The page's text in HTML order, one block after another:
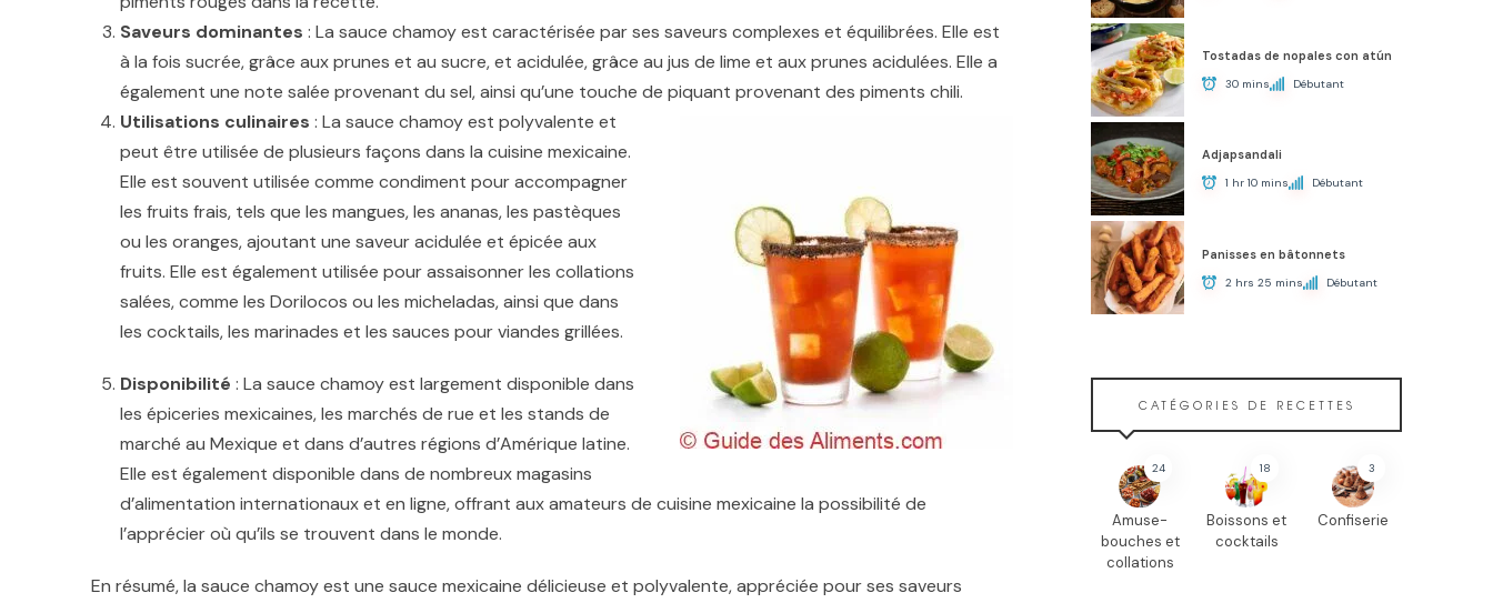
Saveurs dominantes : La sauce chamoy est caractérisée par ses saveurs complexes et équilibrées. Elle est
à la fois sucrée, grâce aux prunes et au sucre, et acidulée, grâce au jus de lime et aux prunes acidulées. Elle a
également une note salée provenant du sel, ainsi qu’une touche de piquant provenant des piments chili.
Utilisations culinaires : La sauce chamoy est polyvalente et
peut être utilisée de plusieurs façons dans la cuisine mexicaine.
Elle est souvent utilisée comme condiment pour accompagner
les fruits frais, tels que les mangues, les ananas, les pastèques
ou les oranges, ajoutant une saveur acidulée et épicée aux
fruits. Elle est également utilisée pour assaisonner les collations
salées, comme les Dorilocos ou les micheladas, ainsi que dans
les cocktails, les marinades et les sauces pour viandes grillées.
Disponibilité : La sauce chamoy est largement disponible dans
les épiceries mexicaines, les marchés de rue et les stands de
marché au Mexique et dans d’autres régions d’Amérique latine.
Elle est également disponible dans de nombreux magasins
d’alimentation internationaux et en ligne, offrant aux amateurs de cuisine mexicaine la possibilité de
l’apprécier où qu’ils se trouvent dans le monde.
En résumé, la sauce chamoy est une sauce mexicaine délicieuse et polyvalente, appréciée pour ses saveurs
Tostadas de nopales con atún
30 mins Débutant
Adjapsandali
1 hr 10 mins Débutant
Panisses en bâtonnets
2 hrs 25 mins Débutant
CATÉGORIES DE RECETTES
24
Amuse-
bouches et
collations
18
Boissons et
cocktails
3
Confiserie